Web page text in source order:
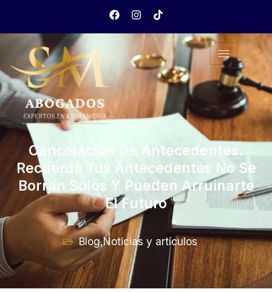
Cancelación De Antecedentes.
Recuerda Tus Antecedentes No Se
Borran Solos Y Pueden Arruinarte
El Futuro
Blog,Noticias y artículos